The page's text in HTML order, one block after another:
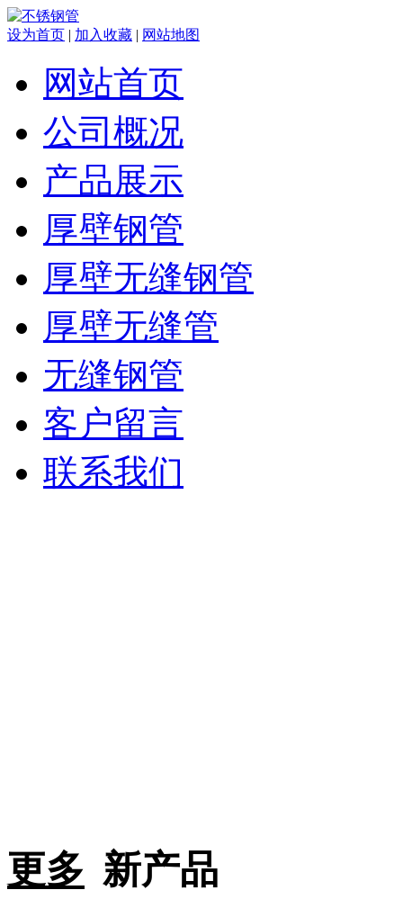
设为首页 | 加入收藏 | 网站地图
网站首页
公司概况
产品展示
厚壁钢管
厚壁无缝钢管
厚壁无缝管
无缝钢管
客户留言
联系我们
更多 新产品